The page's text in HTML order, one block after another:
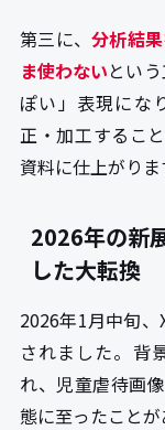
第三に、分析結
ま使わないとい
ぽい」表現にな
正・加工するこ
資料に仕上がりま
2026年の新
した大転換
2026年1月中旬
されました。背
れ、児童虐待画
態に至ったことが